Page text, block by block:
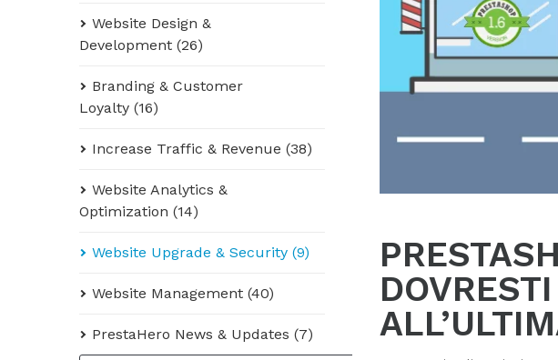
Website Design &
Development (26)
Branding & Customer
Loyalty (16)
Increase Traffic & Revenue (38)
Website Analytics &
Optimization (14)
Website Upgrade & Security (9)
Website Management (40)
PrestaHero News & Updates (7)